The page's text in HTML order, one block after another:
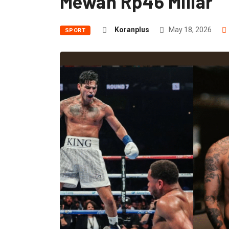
SPORT Koranplus May 18, 2026